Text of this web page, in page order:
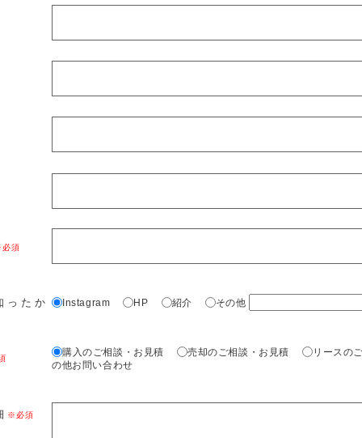
ったか Instagram HP 紹介 その他
購入のご相談・お見積 売却のご相談・お見積
リースの
の他お問い合わせ